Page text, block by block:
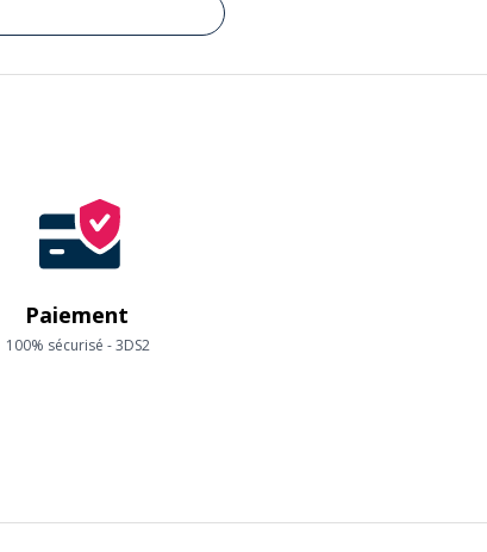
Paiement
100% sécurisé - 3DS2